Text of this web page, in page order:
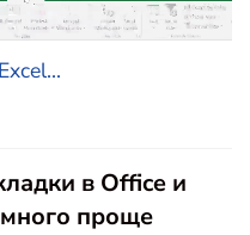
в Office и
проще